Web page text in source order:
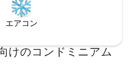
エアコン
けのコンドミニアム